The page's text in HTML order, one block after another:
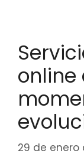
online
29 de enero